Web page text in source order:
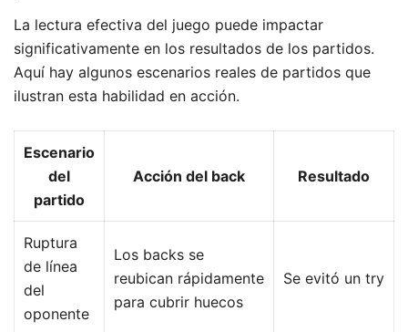
La lectura efectiva del juego puede impactar
significativamente en los resultados de los partidos.
Aquí hay algunos escenarios reales de partidos que
ilustran esta habilidad en acción.
Escenario
del
partido
Acción del back Resultado
Ruptura
de línea
del
oponente
Los backs se
reubican rápidamente
para cubrir huecos
Se evitó un try